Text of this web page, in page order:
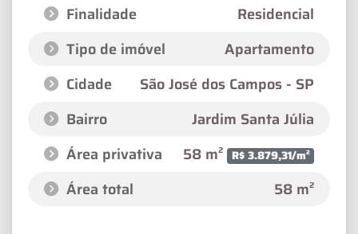
Finalidade
Residencial
Tipo de imóvel
Apartamento
Cidade
São José dos Campos - SP
Bairro
Jardim Santa Júlia
Área privativa
58 m² R$ 3.879,31/m²
Área total 58 m²